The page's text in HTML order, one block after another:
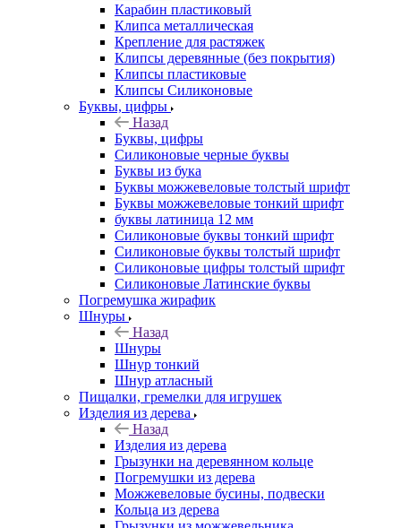
Карабин пластиковый
Клипса металлическая
Крепление для растяжек
Клипсы деревянные (без покрытия)
Клипсы пластиковые
Клипсы Силиконовые
Буквы, цифры
Назад
Буквы, цифры
Силиконовые черные буквы
Буквы из бука
Буквы можжевеловые толстый шрифт
Буквы можжевеловые тонкий шрифт
буквы латиница 12 мм
Силиконовые буквы тонкий шрифт
Силиконовые буквы толстый шрифт
Силиконовые цифры толстый шрифт
Силиконовые Латинские буквы
Погремушка жирафик
Шнуры
Назад
Шнуры
Шнур тонкий
Шнур атласный
Пищалки, гремелки для игрушек
Изделия из дерева
Назад
Изделия из дерева
Грызунки на деревянном кольце
Погремушки из дерева
Можжевеловые бусины, подвески
Кольца из дерева